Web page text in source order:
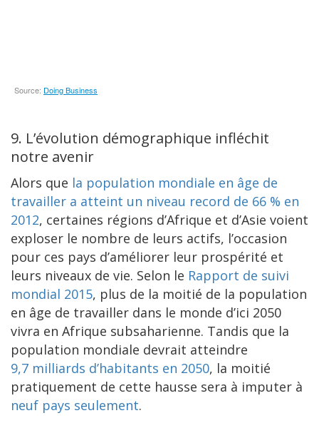
9. L’évolution démographique infléchit
notre avenir
Alors que la population mondiale en âge de
travailler a atteint un niveau record de 66 % en
2012, certaines régions d’Afrique et d’Asie voient
exploser le nombre de leurs actifs, l’occasion
pour ces pays d’améliorer leur prospérité et
leurs niveaux de vie. Selon le Rapport de suivi
mondial 2015, plus de la moitié de la population
en âge de travailler dans le monde d’ici 2050
vivra en Afrique subsaharienne. Tandis que la
population mondiale devrait atteindre
9,7 milliards d’habitants en 2050, la moitié
pratiquement de cette hausse sera à imputer à
neuf pays seulement.